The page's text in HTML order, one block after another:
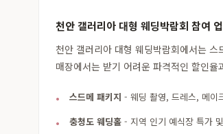
천안 갤러리아 대형 웨딩박람회 참여
천안 갤러리아 대형 웨딩박람회에서는
매장에서는 받기 어려운 파격적인 할인
스드메 패키지 - 웨딩 촬영, 드레스, 메이
충청도 웨딩홀 - 지역 인기 예식장 특가